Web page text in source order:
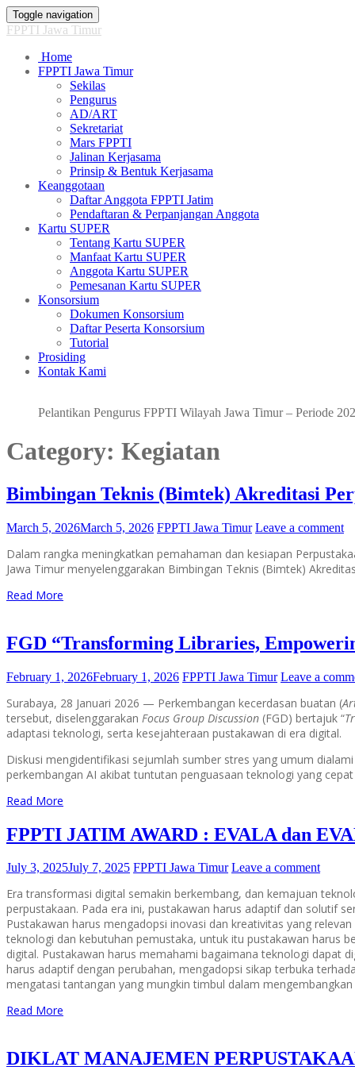
Toggle navigation
FPPTI Jawa Timur
Home
FPPTI Jawa Timur
Sekilas
Pengurus
AD/ART
Sekretariat
Mars FPPTI
Jalinan Kerjasama
Prinsip & Bentuk Kerjasama
Keanggotaan
Daftar Anggota FPPTI Jatim
Pendaftaran & Perpanjangan Anggota
Kartu SUPER
Tentang Kartu SUPER
Manfaat Kartu SUPER
Anggota Kartu SUPER
Pemesanan Kartu SUPER
Konsorsium
Dokumen Konsorsium
Daftar Peserta Konsorsium
Tutorial
Prosiding
Kontak Kami
Pelantikan Pengurus FPPTI Wilayah Jawa Timur – Periode
Category: Kegiatan
Bimbingan Teknis (Bimtek) Akreditasi
March 5, 2026March 5, 2026 FPPTI Jawa Timur Leave a comment
Dalam rangka meningkatkan pemahaman dan kesiapan
Jawa Timur menyelenggarakan Bimbingan Teknis (Bimtek)
Read More
FGD “Transforming Libraries,
February 1, 2026February 1, 2026 FPPTI Jawa Timur Leave a
Surabaya, 28 Januari 2026 — Perkembangan kecerdasan buatan (
tersebut, diselenggarakan Focus Group Discussion (FGD) bertajuk “
adaptasi teknologi, serta kesejahteraan pustakawan di era digital.
Diskusi mengidentifikasi sejumlah sumber stres yang umum
perkembangan AI akibat tuntutan penguasaan teknologi yang
Read More
FPPTI JATIM AWARD : EVALA dan
July 3, 2025July 7, 2025 FPPTI Jawa Timur Leave a comment
Era transformasi digital semakin berkembang, dan kemajuan
perpustakaan. Pada era ini, pustakawan harus adaptif dan solutif
Pustakawan harus mengadopsi inovasi dan kreativitas yang
teknologi dan kebutuhan pemustaka, untuk itu pustakawan harus
digital. Pustakawan harus memahami bagaimana teknologi dapat
harus adaptif dengan perubahan, mengadopsi sikap terbuka
mengatasi tantangan yang mungkin timbul dalam
Read More
DIKLAT MANAJEMEN